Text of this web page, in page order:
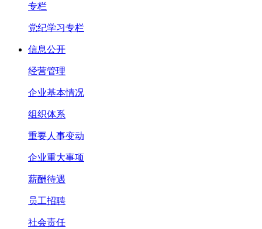
专栏
党纪学习专栏
信息公开
经营管理
企业基本情况
组织体系
重要人事变动
企业重大事项
薪酬待遇
员工招聘
社会责任